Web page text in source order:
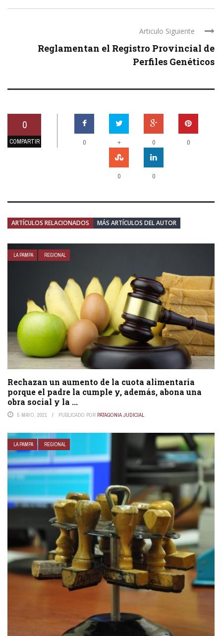
Articulo Siguiente
Reglamentan el Registro Provincial de
Perfiles Genéticos
0
COMPARTIR 0 + 0 0
0 0
ARTÍCULOS RELACIONADOS MÁS ARTÍCULOS DEL AUTOR
LA PAMPA REGIONAL
Rechazan un aumento de la cuota alimentaria
porque el padre la cumple y, además, abona una
obra social y la ...
5 MAYO, 2021 PUBLICADO POR PATAGONIA JUDICIAL
LA PAMPA REGIONAL